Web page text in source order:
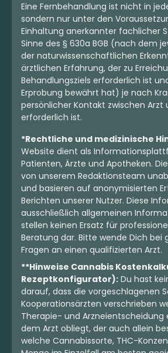
Eine Fernbehandlung ist nicht in
sondern nur unter den
Einhaltung anerkannter fachlicher
Sinne des § 630a BGB (nach dem
der naturwissenschaftlichen
ärztlichen Erfahrung, der zu
Behandlungsziels erforderlich ist
Erprobung bewährt hat) je nach
persönlicher Kontakt zwischen Arzt
erforderlich ist.
*Rechtliche und medizinische
Website dient als
Patienten, Ärzte und Apotheken.
von unserem Redaktionsteam
und basieren auf anonymisierten
Berichten unserer Nutzer. Diese
ausschließlich allgemeinen
stellen keinen Ersatz für
Beratung dar. Bitte wende Dich bei
Fragen an einen qualifizierten Arzt.
**Hinweise Cannabis
Rezeptkonfigurator): Du hast
darauf, dass die vorgeschlagenen
Kooperationsärzten verschrieben
Therapie- und Arzneientscheidung
dem Arzt obliegt, der auch allein
welche Cannabissorte, THC-